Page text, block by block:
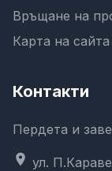
Връщане на
Карта на сайта
Контакти
Пердета и
location_on ул.